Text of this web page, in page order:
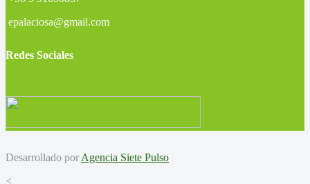
epalaciosa@gmail.com
Redes Sociales
Desarrollado por Agencia Siete Pulso
<